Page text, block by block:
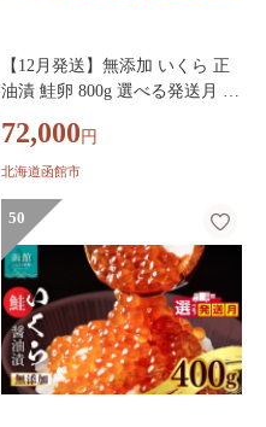
【12月発送】無添加 いくら 正
油漬 鮭卵 800g 選べる発送月 函
鮮 いくら丼 パスタ 海の宝石 食
感 贅沢 使い切りサイズ おにぎ
館 ふるさと グルメ お取り寄せ
送料無料_HD032-069-12
72,000 円
北海道函館市
50